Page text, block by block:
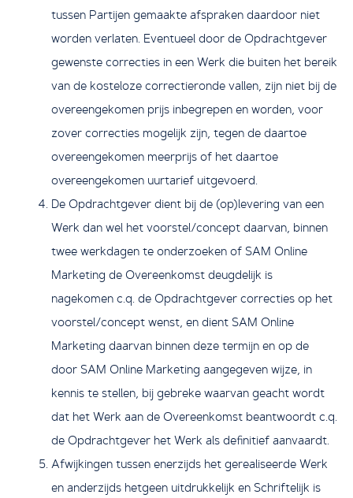
tussen Partijen gemaakte afspraken daardoor niet
worden verlaten. Eventueel door de Opdrachtgever
gewenste correcties in een Werk die buiten het bereik
van de kosteloze correctieronde vallen, zijn niet bij de
overeengekomen prijs inbegrepen en worden, voor
zover correcties mogelijk zijn, tegen de daartoe
overeengekomen meerprijs of het daartoe
overeengekomen uurtarief uitgevoerd.
De Opdrachtgever dient bij de (op)levering van een
Werk dan wel het voorstel/concept daarvan, binnen
twee werkdagen te onderzoeken of SAM Online
Marketing de Overeenkomst deugdelijk is
nagekomen c.q. de Opdrachtgever correcties op het
voorstel/concept wenst, en dient SAM Online
Marketing daarvan binnen deze termijn en op de
door SAM Online Marketing aangegeven wijze, in
kennis te stellen, bij gebreke waarvan geacht wordt
dat het Werk aan de Overeenkomst beantwoordt c.q.
de Opdrachtgever het Werk als definitief aanvaardt.
Afwijkingen tussen enerzijds het gerealiseerde Werk
en anderzijds hetgeen uitdrukkelijk en Schriftelijk is